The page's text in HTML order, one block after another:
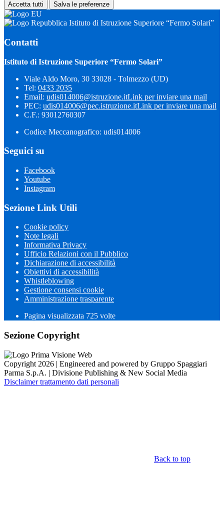
Accetta tutti Salva le preferenze
Istituto di Istruzione Superiore “Fermo Solari”
Contatti
Istituto di Istruzione Superiore “Fermo Solari”
Viale Aldo Moro, 30 33028 - Tolmezzo (UD)
Tel: 0433 2035
Email: udis014006@istruzione.itLink per inviare una mail
PEC: udis014006@pec.istruzione.itLink per inviare una mail
C.F.: 93012760307
Codice Meccanografico: udis014006
Seguici su
Facebook
Youtube
Instagram
Sezione Link Utili
Cookie policy
Note legali
Informativa Privacy
Ufficio Relazioni con il Pubblico
Dichiarazione di accessibilità
Obiettivi di accessibilità
Whistleblowing
Gestione consensi cookie
Amministrazione trasparente
Pagina visualizzata 725 volte
Sezione Copyright
Copyright 2026 | Engineered and powered by Gruppo Spaggiari
Parma S.p.A. | Divisione Publishing & New Social Media
Disclaimer trattamento dati personali
Back to top